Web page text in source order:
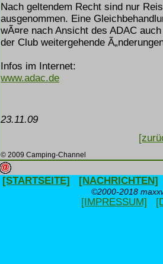
Nach geltendem Recht sind nur
ausgenommen. Eine
wÃ¤re nach Ansicht des ADAC
der Club weitergehende
Infos im Internet:
www.adac.de
23.11.09
© 2009 Camping-Channel
[STARTSEITE] [NACHRICHTEN]
©2000-2018
[IMPRESSUM]